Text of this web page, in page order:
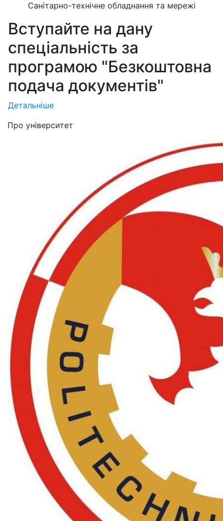
Санітарно-технічне обладнання та мережі
Вступайте на дану
спеціальність за
програмою "Безкоштовна
подача документів"
Детальніше
Про університет